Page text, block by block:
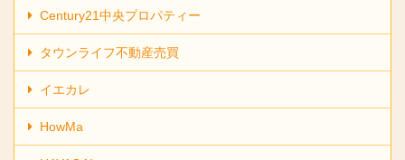
Century21中央プロパティー
タウンライフ不動産売買
イエカレ
HowMa